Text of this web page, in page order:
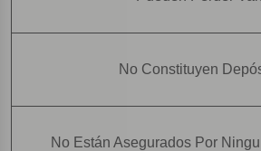
No Constituyen
No Están Asegurados Por